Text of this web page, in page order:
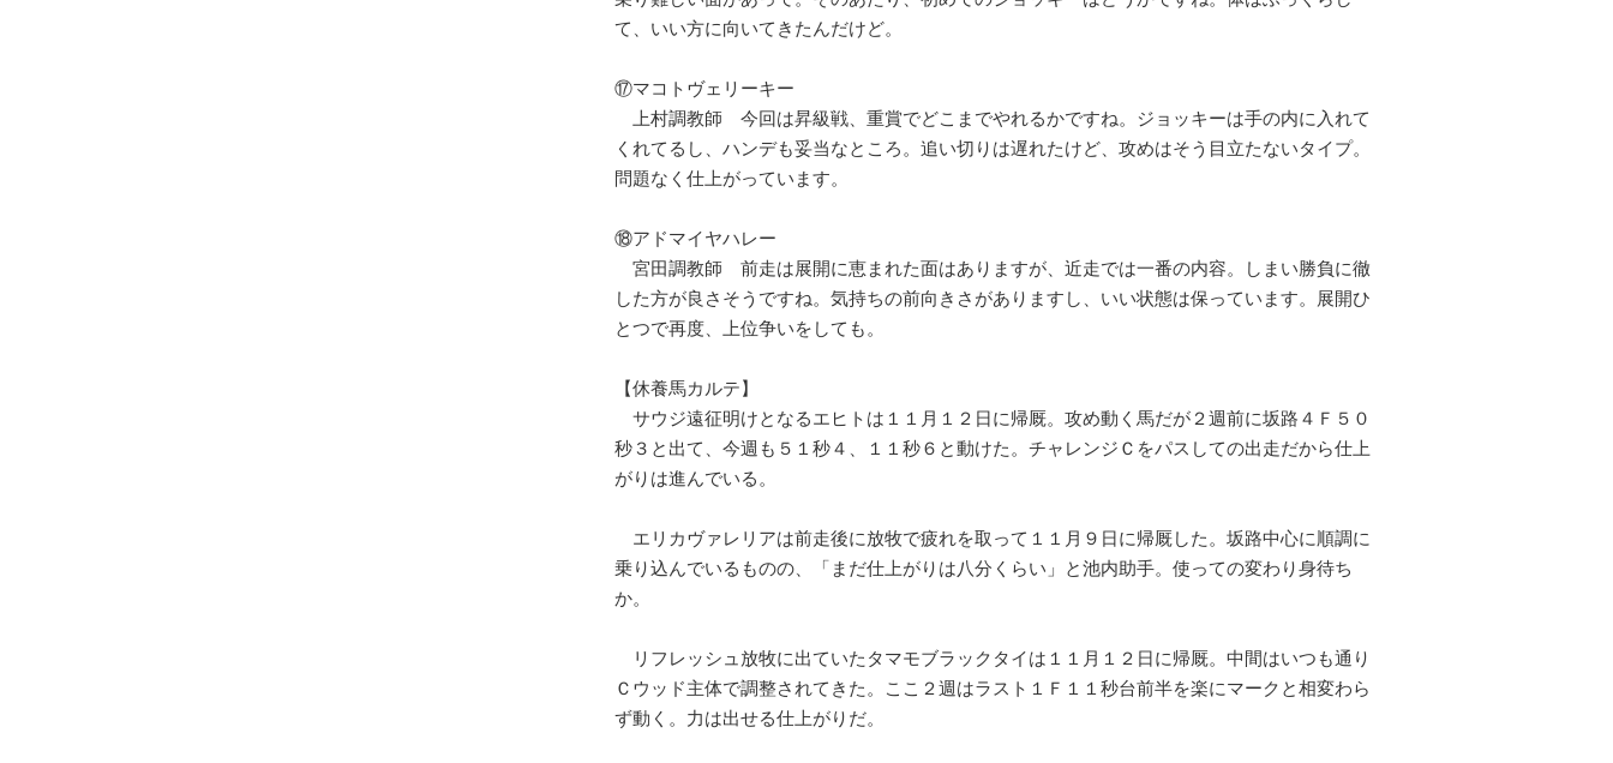
て、いい方に向いてきたんだけど。
⑰マコトヴェリーキー
上村調教師 今回は昇級戦、重賞でどこまでやれるかですね。ジョッキーは手の内に入れて
くれてるし、ハンデも妥当なところ。追い切りは遅れたけど、攻めはそう目立たないタイプ。
問題なく仕上がっています。
⑱アドマイヤハレー
宮田調教師 前走は展開に恵まれた面はありますが、近走では一番の内容。しまい勝負に徹
した方が良さそうですね。気持ちの前向きさがありますし、いい状態は保っています。展開ひ
とつで再度、上位争いをしても。
【休養馬カルテ】
サウジ遠征明けとなるエヒトは１１月１２日に帰厩。攻め動く馬だが２週前に坂路４Ｆ５０
秒３と出て、今週も５１秒４、１１秒６と動けた。チャレンジＣをパスしての出走だから仕上
がりは進んでいる。
エリカヴァレリアは前走後に放牧で疲れを取って１１月９日に帰厩した。坂路中心に順調に
乗り込んでいるものの、「まだ仕上がりは八分くらい」と池内助手。使っての変わり身待ち
か。
リフレッシュ放牧に出ていたタマモブラックタイは１１月１２日に帰厩。中間はいつも通り
Ｃウッド主体で調整されてきた。ここ２週はラスト１Ｆ１１秒台前半を楽にマークと相変わら
ず動く。力は出せる仕上がりだ。